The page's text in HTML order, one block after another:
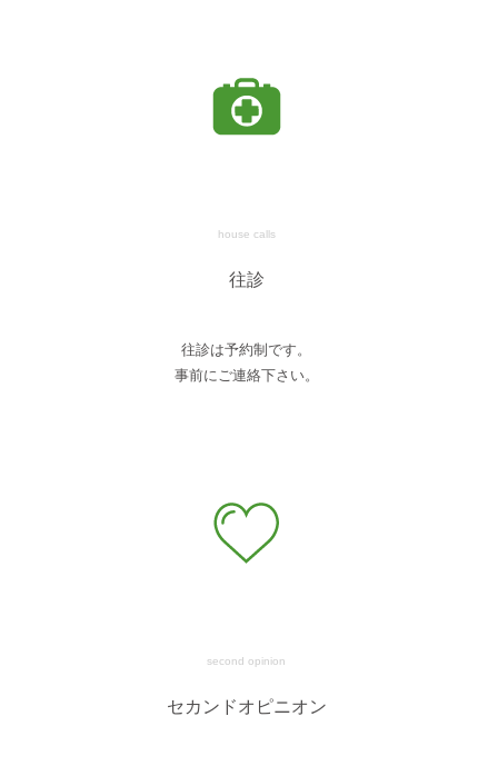
house calls
往診
往診は予約制です。
事前にご連絡下さい。
second opinion
セカンドオピニオン